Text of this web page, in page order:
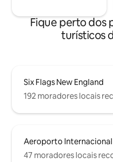
Fique perto dos
turísticos
Six Flags New England
192 moradores locais
Aeroporto Internacional
47 moradores locais